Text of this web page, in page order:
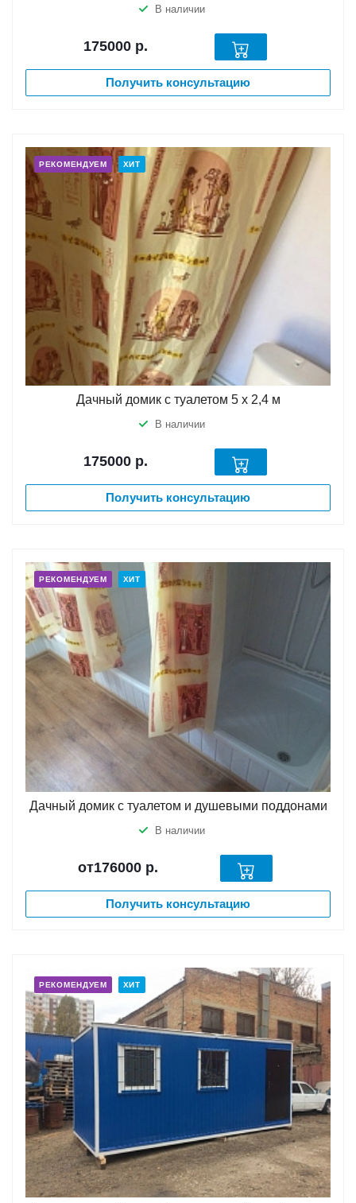
В наличии
175000 р.
Получить консультацию
РЕКОМЕНДУЕМ ХИТ
Дачный домик с туалетом 5 х 2,4 м
В наличии
175000 р.
Получить консультацию
РЕКОМЕНДУЕМ ХИТ
Дачный домик с туалетом и душевыми поддонами
В наличии
от176000 р.
Получить консультацию
РЕКОМЕНДУЕМ ХИТ